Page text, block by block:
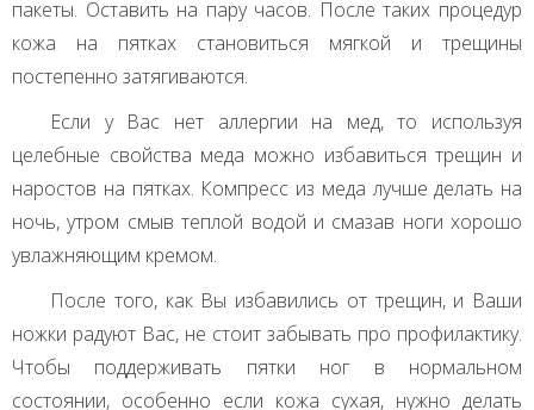
пакеты. Оставить на пару часов. После таких процедур
кожа на пятках становиться мягкой и трещины
постепенно затягиваются.
Если у Вас нет аллергии на мед, то используя
целебные свойства меда можно избавиться трещин и
наростов на пятках. Компресс из меда лучше делать на
ночь, утром смыв теплой водой и смазав ноги хорошо
увлажняющим кремом.
После того, как Вы избавились от трещин, и Ваши
ножки радуют Вас, не стоит забывать про профилактику.
Чтобы поддерживать пятки ног в нормальном
состоянии, особенно если кожа сухая, нужно делать